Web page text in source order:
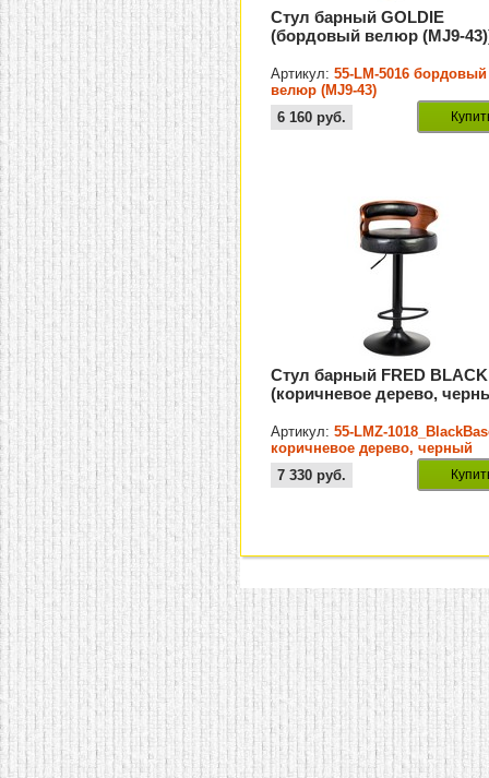
Стул барный GOLDIE
(бордовый велюр (MJ9-
Артикул:55-LM-5016 бордовый
велюр (MJ9-43)
6 160 руб.
Стул барный FRED BLACK
(коричневое дерево,
Артикул:55-LMZ-
коричневое дерево, черный
7 330 руб.